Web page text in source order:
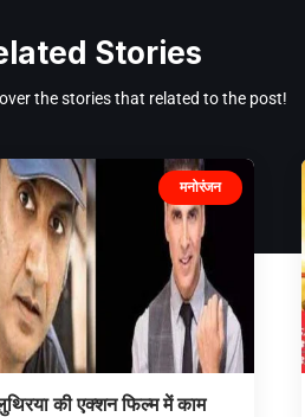
Stories
the stories that related to the post!
मनोरंजन
की एक्शन फिल्म में काम